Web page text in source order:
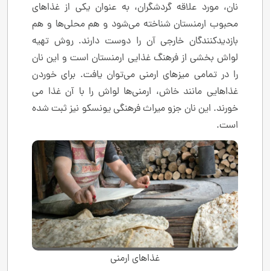
نان، مورد علاقه گردشگران، به عنوان یکی از غذاهای
محبوب ارمنستان شناخته می‌شود و هم محلی‌ها و هم
بازدیدکنندگان خارجی آن را دوست دارند. روش تهیه
لواش بخشی از فرهنگ غذایی ارمنستان است و این نان
را در تمامی میزهای ارمنی می‌توان یافت. برای خوردن
غذاهایی مانند خاش، ارمنی‌ها لواش را با آن غذا می
خورند. این نان جزو میراث فرهنگی یونسکو نیز ثبت شده
است.
غذاهای ارمنی